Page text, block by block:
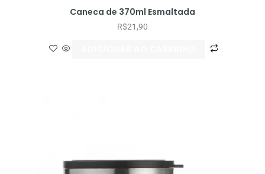
Caneca de 370ml Esmaltada
R$21,90